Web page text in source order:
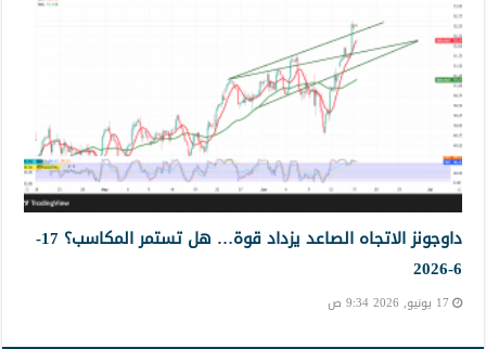
داوجونز الاتجاه الصاعد يزداد قوة… هل تستمر المكاسب؟ 17-
6-2026
17 يونيو, 2026 9:34 ص